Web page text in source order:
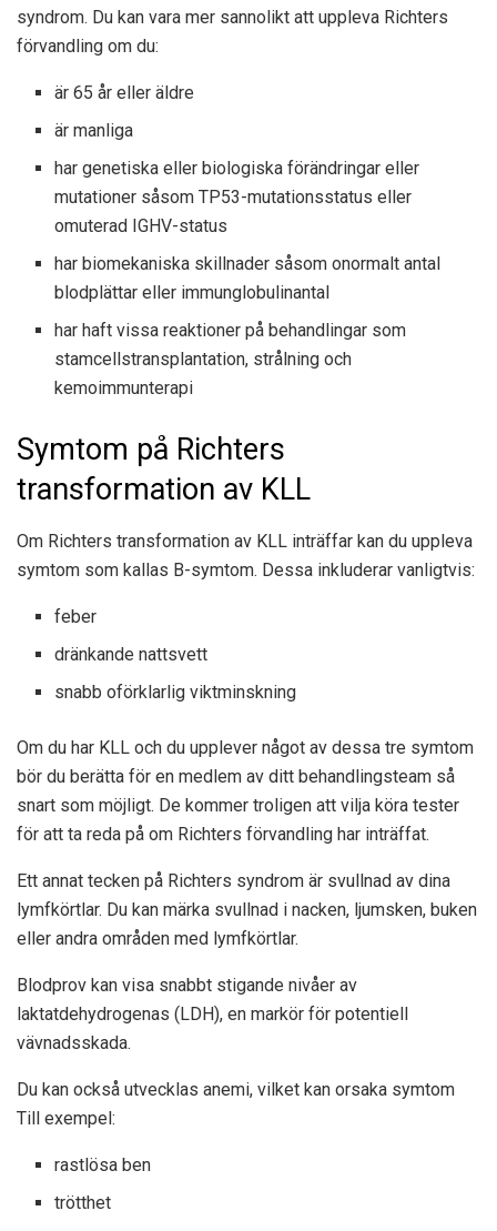
syndrom. Du kan vara mer sannolikt att uppleva Richters
förvandling om du:
är 65 år eller äldre
är manliga
har genetiska eller biologiska förändringar eller
mutationer såsom TP53-mutationsstatus eller
omuterad IGHV-status
har biomekaniska skillnader såsom onormalt antal
blodplättar eller immunglobulinantal
har haft vissa reaktioner på behandlingar som
stamcellstransplantation, strålning och
kemoimmunterapi
Symtom på Richters
transformation av KLL
Om Richters transformation av KLL inträffar kan du uppleva
symtom som kallas B-symtom. Dessa inkluderar vanligtvis:
feber
dränkande nattsvett
snabb oförklarlig viktminskning
Om du har KLL och du upplever något av dessa tre symtom
bör du berätta för en medlem av ditt behandlingsteam så
snart som möjligt. De kommer troligen att vilja köra tester
för att ta reda på om Richters förvandling har inträffat.
Ett annat tecken på Richters syndrom är svullnad av dina
lymfkörtlar. Du kan märka svullnad i nacken, ljumsken, buken
eller andra områden med lymfkörtlar.
Blodprov kan visa snabbt stigande nivåer av
laktatdehydrogenas (LDH), en markör för potentiell
vävnadsskada.
Du kan också utvecklas anemi, vilket kan orsaka symtom
Till exempel:
rastlösa ben
trötthet